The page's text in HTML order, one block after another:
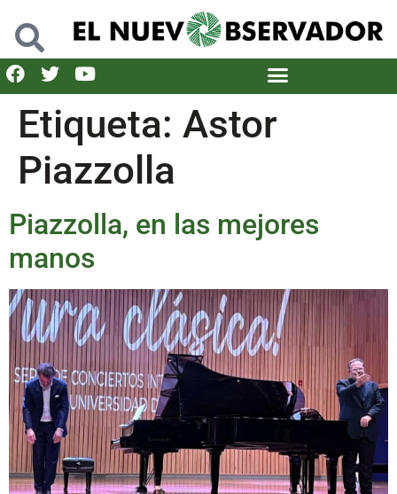
Etiqueta: Astor
Piazzolla
Piazzolla, en las mejores
manos